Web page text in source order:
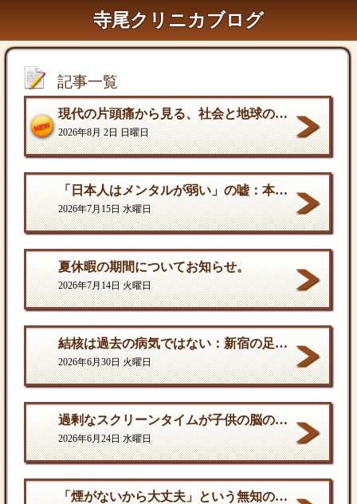
寺尾クリニカブログ
記事一覧
現代の片頭痛から見る、社会と地球の構造的課題
2026年8月 2日 日曜日
「日本人はメンタルが弱い」の嘘：本当の弱さと、自分を守る「成熟した強さ
2026年7月15日 水曜日
夏休暇の期間についてお知らせ。
2026年7月14日 火曜日
結核は過去の病気ではない：新宿の足元に潜む歪んだ現実
2026年6月30日 火曜日
過剰なスクリーンタイムが子供の脳の発達を停滞させる。
2026年6月24日 水曜日
「煙がないから大丈夫」という無知の罪。となりに一人生息するだけで、そこは危険地帯である